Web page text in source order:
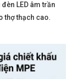
LED âm trần
thợ thạch cao.